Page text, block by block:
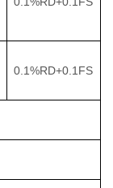
0.1%RD+0.1FS